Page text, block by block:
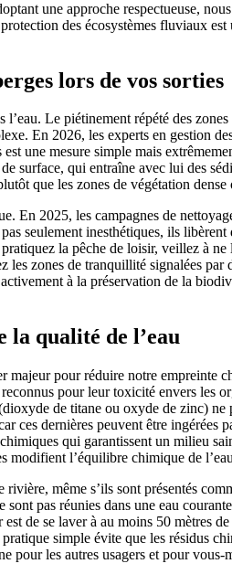
une approche respectueuse,
des écosystèmes fluviaux
lors de vos sorties
Le piétinement répété des
En 2026, les experts en gestion
une mesure simple mais
surface, qui entraîne avec lui des
que les zones de végétation
En 2025, les campagnes de
seulement inesthétiques, ils
la pêche de loisir, veillez à
zones de tranquillité signalées
à la préservation de la
la qualité de l’eau
pour réduire notre
pour leur toxicité envers les
de titane ou oxyde de zinc)
ces dernières peuvent être ingérées
qui garantissent un milieu
modifient l’équilibre chimique de
même s’ils sont présentés
pas réunies dans une eau
de se laver à au moins 50 mètres
simple évite que les résidus
pour les autres usagers et pour